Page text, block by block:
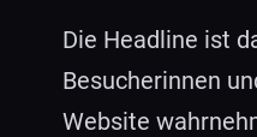
Die Headline ist
Besucherinnen
Website